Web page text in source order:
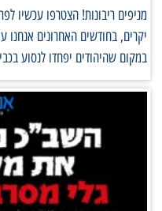
מניפים ריבונות! הצטרפו עכשיו
יקרים, בחודשים האחרונים אנחנו
במקום שהיהודים יפחדו לנסוע